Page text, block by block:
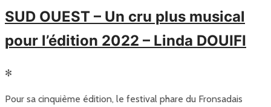
SUD OUEST – Un cru plus musical
pour l’édition 2022 – Linda DOUIFI
✻
Pour sa cinquième édition, le festival phare du Fronsadais